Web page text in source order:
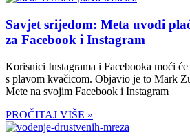
Savjet srijedom: Meta uvodi
za Facebook i Instagram
Korisnici Instagrama i Facebooka moći
s plavom kvačicom. Objavio je to Mark
Mete na svojim Facebook i Instagram
PROČITAJ VIŠE »